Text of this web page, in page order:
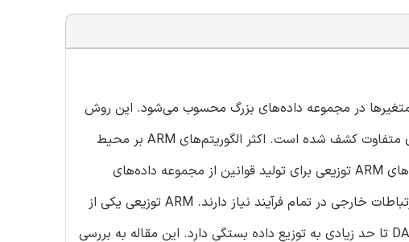
در مجموعه داده‌های بزرگ محسوب می‌شود. این روش
برای شناسایی قوانین قدرتمند کشف شده در پایگاههای داده با استفاده از معیارهای متفاوت کشف شده است. اکثر الگوریتم‌های ARM بر محیط
ترتیبی یا متمرکز تمرکز یافته که هیچ ارتباطی خارجی مورد نیاز نخواهد بود. الگوریتم‌های ARM توزیعی برای تولید قوانین از مجموعه داده‌های
مختلف منتشر شده در سایت‌های گرافیکی مختلف به کار می‌رود، از این رو، آنها به ارتباطات خارجی در تمام فرآیند نیاز دارند. ARM توزیعی یکی از
مهمترین زمینه‌های پژوهشی داده کاوی (DM) محسوب می‌شود. کارآیی الگوریتم DARM تا حد زیادی به توزیع داده بستگی دارد. این مقاله به بررسی